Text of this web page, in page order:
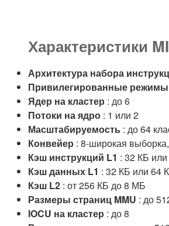
Характеристики
Архитектура набора
Привилегированные режимы
Ядер на кластер : до 6
Потоки на ядро : 1 или 2
Масштабируемость : до 64
Конвейер : 8-широкая
Кэш инструкций L1 : 32 КБ
Кэш данных L1 : 32 КБ или 64
Кэш L2 : от 256 КБ до 8 МБ
Размеры страниц MMU : до
IOCU на кластер : до 8